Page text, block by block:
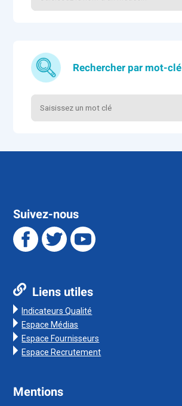
Rechercher par mot-clé
Suivez-nous
Liens utiles
Indicateurs Qualité
Espace Médias
Espace Fournisseurs
Espace Recrutement
Mentions